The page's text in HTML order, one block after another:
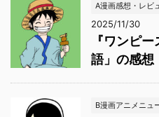
A漫画感想・レビ
2025/11/30
『ワンピ
語」の感想
B漫画アニメニュ